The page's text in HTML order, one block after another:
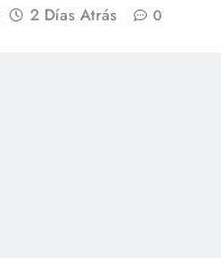
2 Días Atrás 0